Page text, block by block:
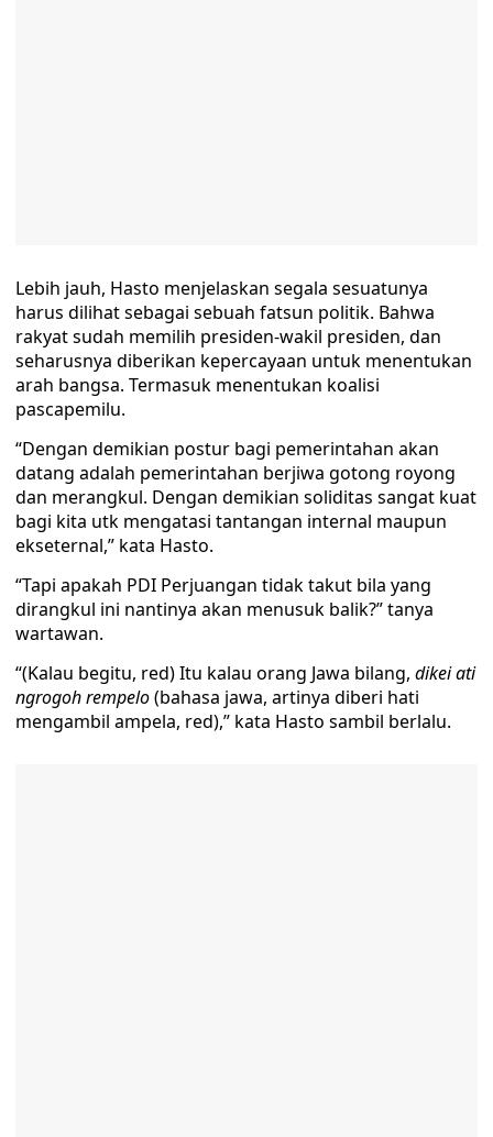
Lebih jauh, Hasto menjelaskan segala sesuatunya
harus dilihat sebagai sebuah fatsun politik. Bahwa
rakyat sudah memilih presiden-wakil presiden, dan
seharusnya diberikan kepercayaan untuk menentukan
arah bangsa. Termasuk menentukan koalisi
pascapemilu.
“Dengan demikian postur bagi pemerintahan akan
datang adalah pemerintahan berjiwa gotong royong
dan merangkul. Dengan demikian soliditas sangat kuat
bagi kita utk mengatasi tantangan internal maupun
ekseternal,” kata Hasto.
“Tapi apakah PDI Perjuangan tidak takut bila yang
dirangkul ini nantinya akan menusuk balik?” tanya
wartawan.
“(Kalau begitu, red) Itu kalau orang Jawa bilang, dikei ati
ngrogoh rempelo(bahasa jawa, artinya diberi hati
mengambil ampela, red),” kata Hasto sambil berlalu.